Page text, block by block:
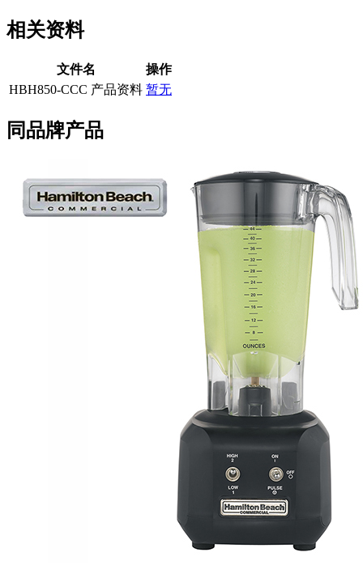
相关资料
文件名
操作
HBH850-CCC 产品资料 暂无
同品牌产品